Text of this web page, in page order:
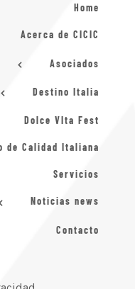
Home
Acerca de CICIC
Asociados
Destino Italia
Dolce VIta Fest
de Calidad Italiana
Servicios
Noticias news
Contacto